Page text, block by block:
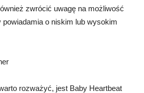
zwrócić uwagę na możliwość
powiadamia o niskim lub wysokim
rozważyć, jest Baby Heartbeat